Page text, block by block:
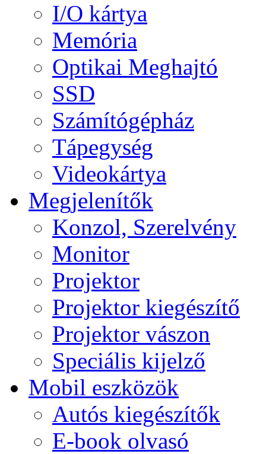
I/O kártya
Memória
Optikai Meghajtó
SSD
Számítógépház
Tápegység
Videokártya
Megjelenítők
Konzol, Szerelvény
Monitor
Projektor
Projektor kiegészítő
Projektor vászon
Speciális kijelző
Mobil eszközök
Autós kiegészítők
E-book olvasó